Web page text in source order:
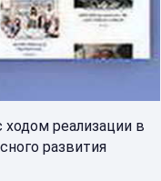
реализации в
развития